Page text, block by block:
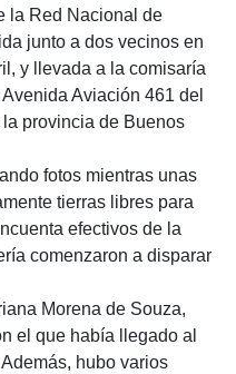
la Red Nacional de
junto a dos vecinos en
y llevada a la comisaría
Aviación 461 del
provincia de Buenos
fotos mientras unas
tierras libres para
efectivos de la
comenzaron a disparar
Morena de Souza,
el que había llegado al
hubo varios